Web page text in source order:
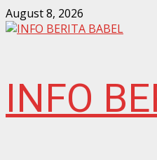
Skip
to
August 8, 2026
INFO